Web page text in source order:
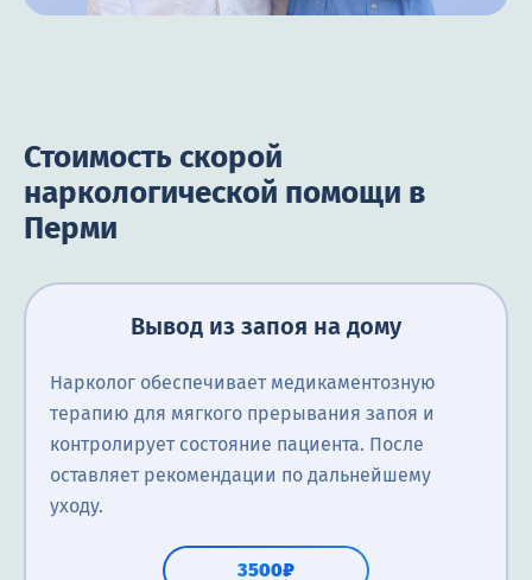
Стоимость скорой
наркологической помощи в
Перми
Вывод из запоя на дому
Нарколог обеспечивает медикаментозную
терапию для мягкого прерывания запоя и
контролирует состояние пациента. После
оставляет рекомендации по дальнейшему
уходу.
3500₽